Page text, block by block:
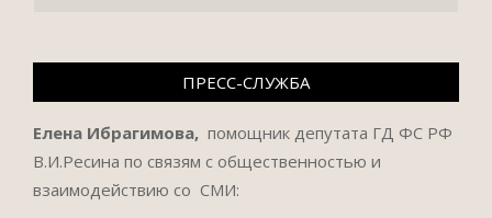
ПРЕСС-СЛУЖБА
Елена Ибрагимова, помощник депутата ГД ФС РФ
В.И.Ресина по связям с общественностью и
взаимодействию со СМИ: